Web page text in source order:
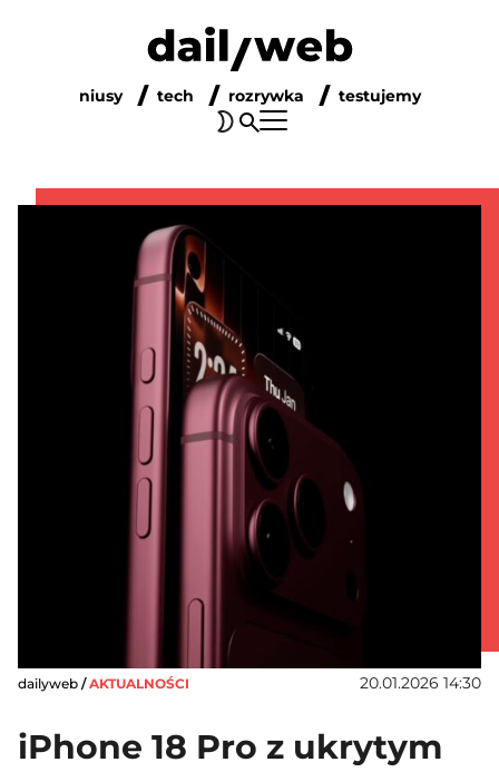
niusy tech rozrywka testujemy
dailyweb /AKTUALNOŚCI 20.01.2026 14:30
iPhone 18 Pro z ukrytym